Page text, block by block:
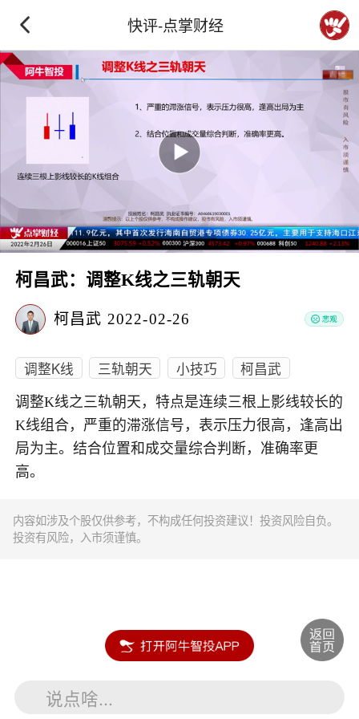
快评-点掌财经
柯昌武：调整K线之三轨朝天
柯昌武 2022-02-26
调整K线 三轨朝天 小技巧 柯昌武
调整K线之三轨朝天，特点是连续三根上影线较长的
K线组合，严重的滞涨信号，表示压力很高，逢高出
局为主。结合位置和成交量综合判断，准确率更
高。
内容如涉及个股仅供参考，不构成任何投资建议！投资风险自负。
投资有风险，入市须谨慎。
说点啥...